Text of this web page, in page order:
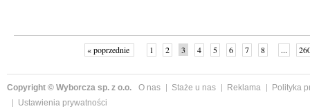
« poprzednie 1 2 3 4 5 6 7 8 ...
Copyright © Wyborcza sp. z o.o. O nas Staże u nas Reklama
Polityka
Ustawienia prywatności